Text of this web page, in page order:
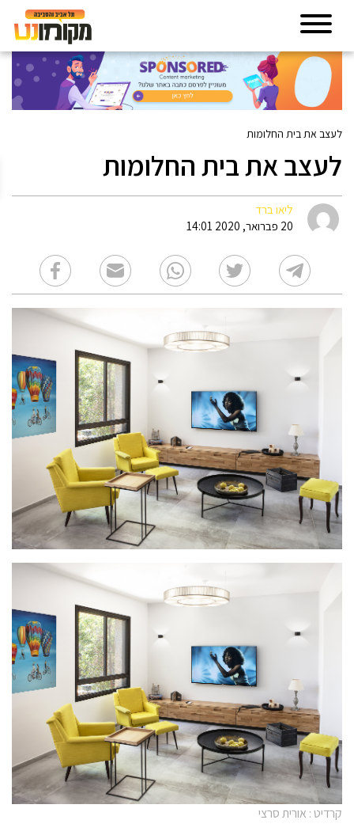
את בית החלומות
את בית החלומות
ליאו ברד
20 פברואר, 2020 14:01
: אורית סרצי